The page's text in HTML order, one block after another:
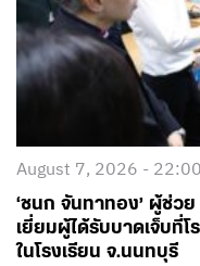
August 7, 2026 -
‘ชนก จันทาทอง’ ผู้ช่ว
เยี่ยมผู้ได้รับบาดเจ็บที่
ในโรงเรียน จ.นนทบุรี
อ่านต่อ